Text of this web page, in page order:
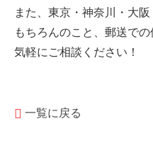
また、東京・神奈川・大阪
もちろんのこと、郵送で
気軽にご相談ください！
一覧に戻る